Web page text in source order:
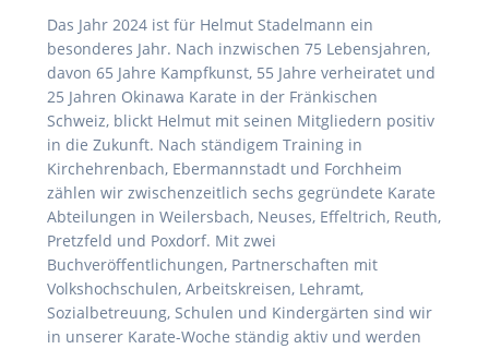
Das Jahr 2024 ist für Helmut Stadelmann ein
besonderes Jahr. Nach inzwischen 75 Lebensjahren,
davon 65 Jahre Kampfkunst, 55 Jahre verheiratet und
25 Jahren Okinawa Karate in der Fränkischen
Schweiz, blickt Helmut mit seinen Mitgliedern positiv
in die Zukunft. Nach ständigem Training in
Kirchehrenbach, Ebermannstadt und Forchheim
zählen wir zwischenzeitlich sechs gegründete Karate
Abteilungen in Weilersbach, Neuses, Effeltrich, Reuth,
Pretzfeld und Poxdorf. Mit zwei
Buchveröffentlichungen, Partnerschaften mit
Volkshochschulen, Arbeitskreisen, Lehramt,
Sozialbetreuung, Schulen und Kindergärten sind wir
in unserer Karate-Woche ständig aktiv und werden